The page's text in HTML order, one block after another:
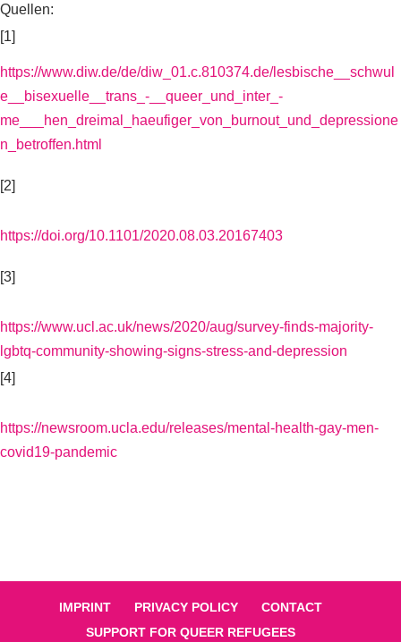
Quellen:
[1]
https://www.diw.de/de/diw_01.c.810374.de/lesbische__schwul
e__bisexuelle__trans_-__queer_und_inter_-
me___hen_dreimal_haeufiger_von_burnout_und_depressione
n_betroffen.html
[2]
https://doi.org/10.1101/2020.08.03.20167403
[3]
https://www.ucl.ac.uk/news/2020/aug/survey-finds-majority-
lgbtq-community-showing-signs-stress-and-depression
[4]
https://newsroom.ucla.edu/releases/mental-health-gay-men-
covid19-pandemic
IMPRINT PRIVACY POLICY
CONTACT
SUPPORT FOR QUEER REFUGEES